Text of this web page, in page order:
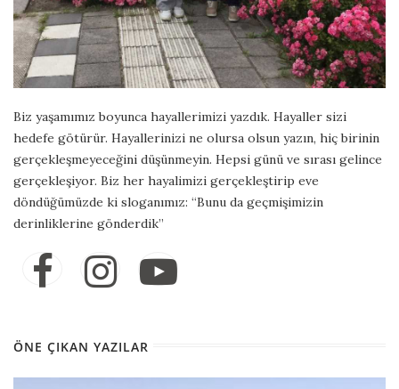
Biz yaşamımız boyunca hayallerimizi yazdık. Hayaller sizi
hedefe götürür. Hayallerinizi ne olursa olsun yazın, hiç birinin
gerçekleşmeyeceğini düşünmeyin. Hepsi günü ve sırası gelince
gerçekleşiyor. Biz her hayalimizi gerçekleştirip eve
döndüğümüzde ki sloganımız: “Bunu da geçmişimizin
derinliklerine gönderdik”
ÖNE ÇIKAN YAZILAR